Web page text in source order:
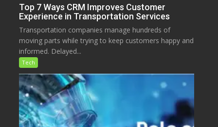
Top 7 Ways CRM Improves Customer
Experience in Transportation Services
Transportation companies manage hundreds of
moving parts while trying to keep customers happy and
informed. Delayed...
Tech